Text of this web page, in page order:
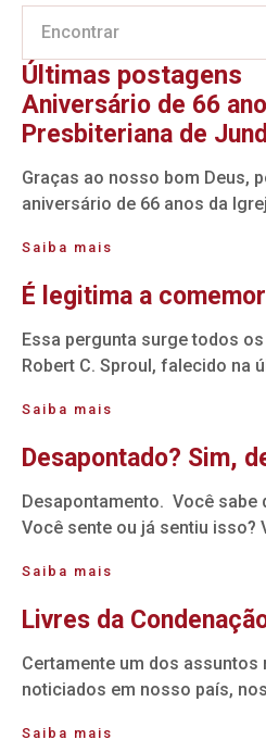
Últimas postagens
Aniversário de 66
Presbiteriana de
Graças ao nosso bom Deus,
aniversário de 66 anos da
Saiba mais
É legitima a
Essa pergunta surge todos
Robert C. Sproul, falecido na
Saiba mais
Desapontado? Sim,
Desapontamento. Você sabe
Você sente ou já sentiu isso?
Saiba mais
Livres da
Certamente um dos
noticiados em nosso país,
Saiba mais